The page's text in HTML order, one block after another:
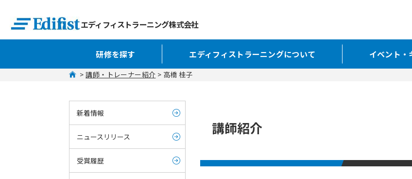
エディフィストラーニング株式会社
研修を探す エディフィストラーニングについて イベント・
> 講師・トレーナー紹介 > 高橋 桂子
講師紹介
新着情報
ニュースリリース
受賞履歴